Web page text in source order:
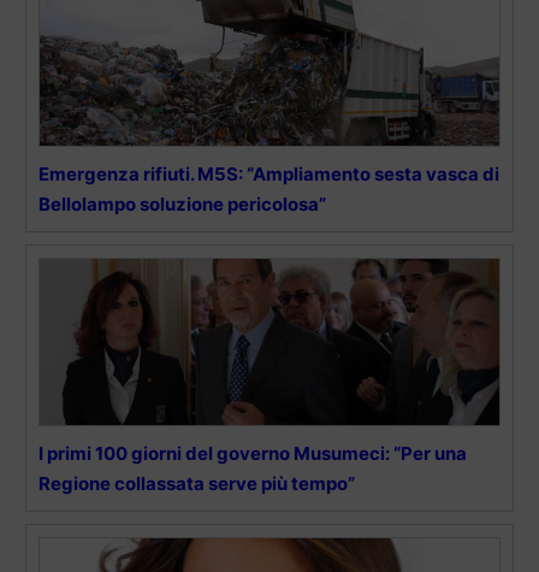
Emergenza rifiuti. M5S: “Ampliamento sesta vasca di
Bellolampo soluzione pericolosa”
I primi 100 giorni del governo Musumeci: “Per una
Regione collassata serve più tempo”